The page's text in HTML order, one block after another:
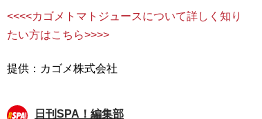
<<<<カゴメトマトジュースについて詳しく知り
たい方はこちら>>>>
日刊SPA！編集部